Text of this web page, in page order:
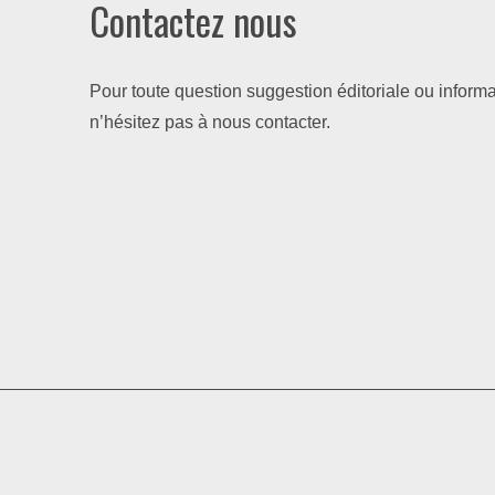
Contactez nous
Pour toute question suggestion éditoriale ou
n’hésitez pas à nous contacter.